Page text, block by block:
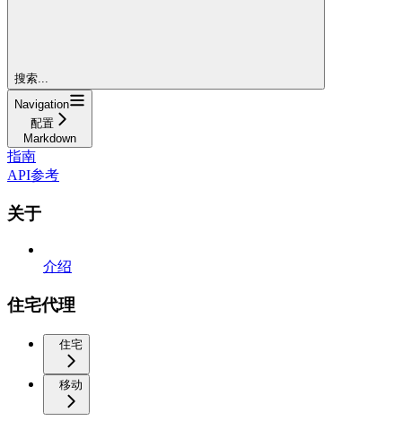
搜索...
Navigation
配置
Markdown
指南
API参考
关于
介绍
住宅代理
住宅
移动